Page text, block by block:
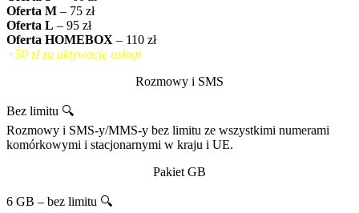
Oferta M – 75 zł
Oferta L – 95 zł
Oferta HOMEBOX – 110 zł
+50 zł za aktywację usługi
Rozmowy i SMS
Bez limitu 🔍
Rozmowy i SMS-y/MMS-y bez limitu ze wszystkimi numerami
komórkowymi i stacjonarnymi w kraju i UE.
Pakiet GB
6 GB – bez limitu 🔍